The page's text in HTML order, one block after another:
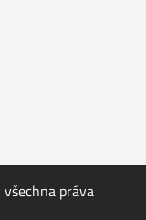
všechna práva